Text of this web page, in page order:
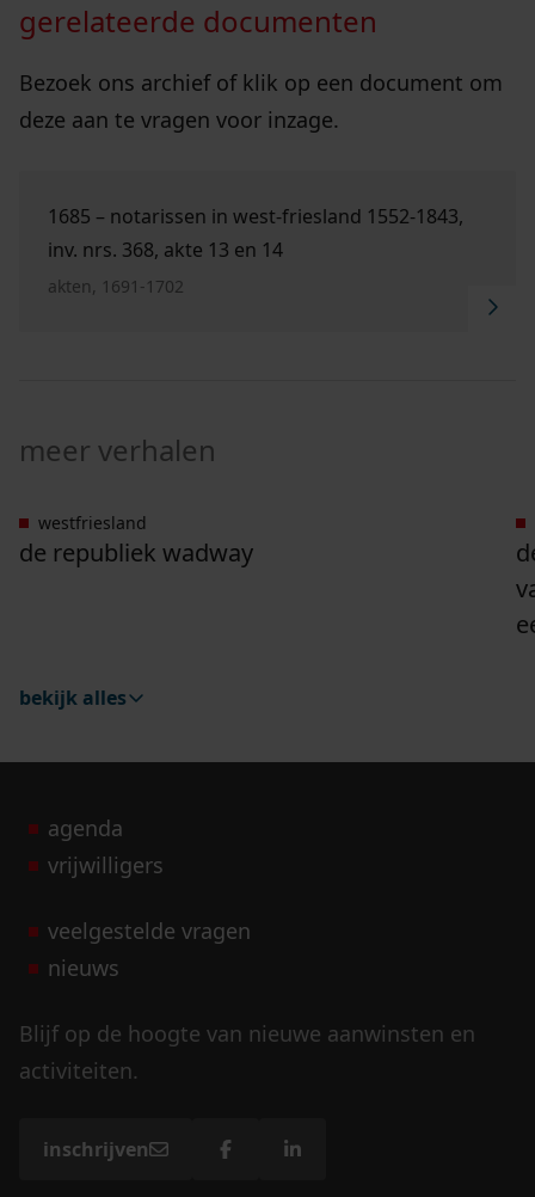
gerelateerde documenten
Bezoek ons archief of klik op een document om
deze aan te vragen voor inzage.
1685 – notarissen in west-friesland 1552-1843,
inv. nrs. 368, akte 13 en 14
akten, 1691-1702
meer verhalen
westfriesland
de republiek wadway
Ga naar "De Republiek Wadway".
bekijk alles
agenda
vrijwilligers
veelgestelde vragen
nieuws
Blijf op de hoogte van nieuwe aanwinsten en
activiteiten.
inschrijven